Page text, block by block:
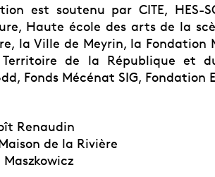
est soutenu par CITE, HES-
Haute école des arts de la
la Ville de Meyrin, la Fondation
de la République et
Fonds Mécénat SIG, Fondation
Renaudin
de la Rivière